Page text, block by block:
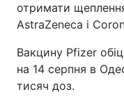
отримати
AstraZeneca і
Вакцину Pfizer
на 14 серпня в
тисяч доз.